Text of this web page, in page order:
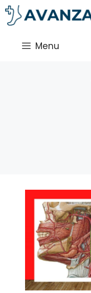
Saltar
al
Menu